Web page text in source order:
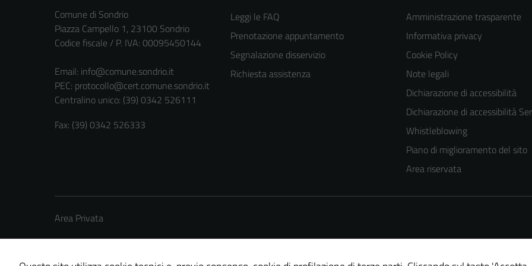
Comune di Sondrio
Piazza Campello 1, 23100 Sondrio
Codice fiscale / P. IVA: 00095450144
Email: info@comune.sondrio.it
PEC: protocollo@cert.comune.sondrio.it
Centralino unico: (39) 0342 526111
Fax: (39) 0342 526333
Leggi le FAQ
Prenotazione appuntamento
Segnalazione disservizio
Richiesta assistenza
Amministrazione trasparente
Informativa privacy
Cookie Policy
Note legali
Dichiarazione di accessibilità
Dichiarazione di accessibilità
Whistleblowing
Piano di miglioramento del sito
Area riservata
Area Privata
Tecnici
Questi cookie
sono necessari
funzionamento
essere
disabilitati.